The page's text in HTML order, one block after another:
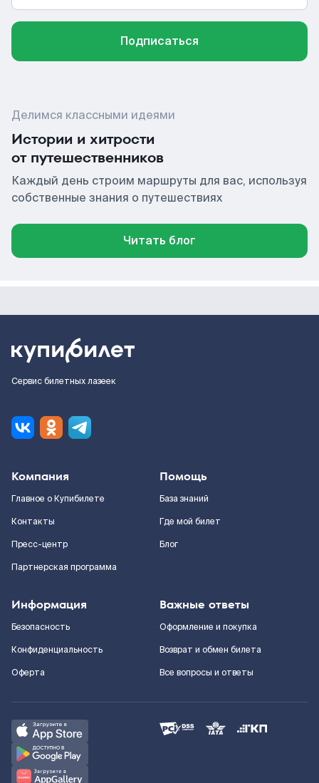
Подписаться
Делимся классными идеями
Истории и хитрости
от путешественников
Каждый день строим маршруты для вас, используя
собственные знания о путешествиях
Читать блог
Сервис билетных лазеек
Компания
Главное о Купибилете
Контакты
Пресс-центр
Партнерская программа
Помощь
База знаний
Где мой билет
Блог
Информация
Безопасность
Конфиденциальность
Оферта
Важные ответы
Оформление и покупка
Возврат и обмен билета
Все вопросы и ответы